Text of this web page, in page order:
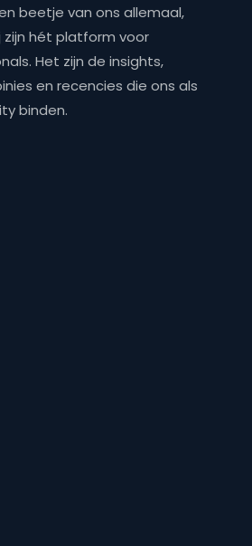
beetje van ons allemaal,
zijn hét platform voor
Het zijn de insights,
en recencies die ons als
binden.